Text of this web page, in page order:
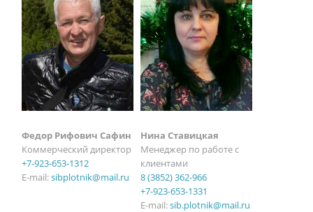
Федор Рифович Сафин
Коммерческий директор
+7-923-653-1312
E-mail:sibplotnik@mail.ru
Нина Ставицкая
Менеджер по работе с
клиентами
8 (3852) 362-966
+7-923-653-1331
E-mail:sib.plotnik@mail.ru